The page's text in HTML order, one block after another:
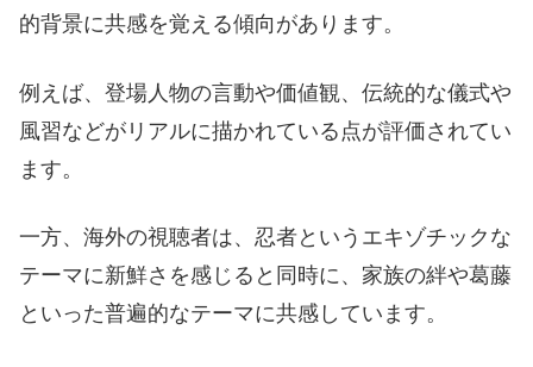
的背景に共感を覚える傾向があります。
例えば、登場人物の言動や価値観、伝統的な儀式や
風習などがリアルに描かれている点が評価されてい
ます。
一方、海外の視聴者は、忍者というエキゾチックな
テーマに新鮮さを感じると同時に、家族の絆や葛藤
といった普遍的なテーマに共感しています。